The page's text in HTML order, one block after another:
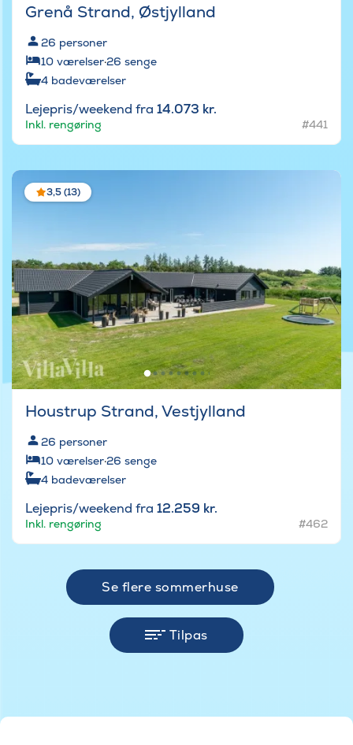
Grenå Strand, Østjylland
26 personer
10 værelser·26 senge
4 badeværelser
Lejepris/weekend fra 14.073 kr.
Inkl. rengøring #441
3,5 (13)
Houstrup Strand, Vestjylland
26 personer
10 værelser·26 senge
4 badeværelser
Lejepris/weekend fra 12.259 kr.
Inkl. rengøring #462
Se flere sommerhuse
Tilpas